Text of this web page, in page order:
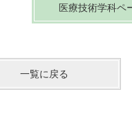
医療技術学科ペ
一覧に戻る